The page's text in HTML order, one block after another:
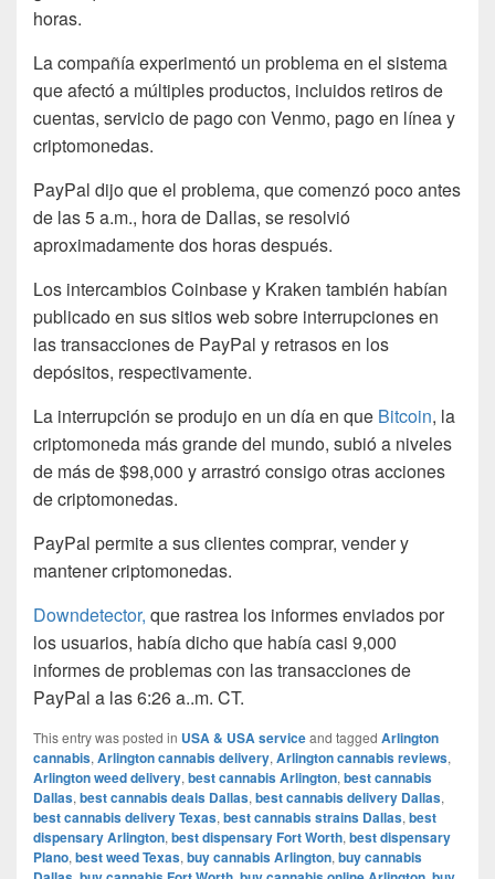
horas.
La compañía experimentó un problema en el sistema
que afectó a múltiples productos, incluidos retiros de
cuentas, servicio de pago con Venmo, pago en línea y
criptomonedas.
PayPal dijo que el problema, que comenzó poco antes
de las 5 a.m., hora de Dallas, se resolvió
aproximadamente dos horas después.
Los intercambios Coinbase y Kraken también habían
publicado en sus sitios web sobre interrupciones en
las transacciones de PayPal y retrasos en los
depósitos, respectivamente.
La interrupción se produjo en un día en que Bitcoin, la
criptomoneda más grande del mundo, subió a niveles
de más de $98,000 y arrastró consigo otras acciones
de criptomonedas.
PayPal permite a sus clientes comprar, vender y
mantener criptomonedas.
Downdetector, que rastrea los informes enviados por
los usuarios, había dicho que había casi 9,000
informes de problemas con las transacciones de
PayPal a las 6:26 a..m. CT.
This entry was posted in USA & USA serviceand tagged Arlington
cannabis, Arlington cannabis delivery, Arlington cannabis reviews,
Arlington weed delivery, best cannabis Arlington, best cannabis
Dallas, best cannabis deals Dallas, best cannabis delivery Dallas,
best cannabis delivery Texas, best cannabis strains Dallas, best
dispensary Arlington, best dispensary Fort Worth, best dispensary
Plano, best weed Texas, buy cannabis Arlington, buy cannabis